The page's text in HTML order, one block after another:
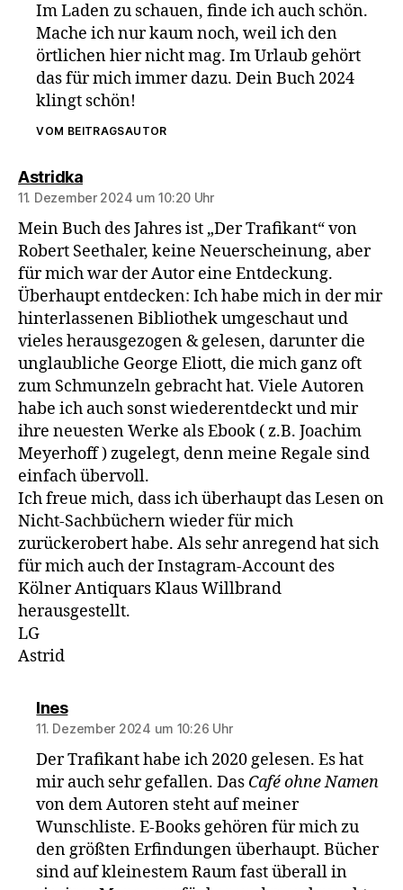
Im Laden zu schauen, finde ich auch schön.
Mache ich nur kaum noch, weil ich den
örtlichen hier nicht mag. Im Urlaub gehört
das für mich immer dazu. Dein Buch 2024
klingt schön!
VOM BEITRAGSAUTOR
Astridkasagt:
11. Dezember 2024 um 10:20 Uhr
Mein Buch des Jahres ist „Der Trafikant“ von
Robert Seethaler, keine Neuerscheinung, aber
für mich war der Autor eine Entdeckung.
Überhaupt entdecken: Ich habe mich in der mir
hinterlassenen Bibliothek umgeschaut und
vieles herausgezogen & gelesen, darunter die
unglaubliche George Eliott, die mich ganz oft
zum Schmunzeln gebracht hat. Viele Autoren
habe ich auch sonst wiederentdeckt und mir
ihre neuesten Werke als Ebook ( z.B. Joachim
Meyerhoff ) zugelegt, denn meine Regale sind
einfach übervoll.
Ich freue mich, dass ich überhaupt das Lesen on
Nicht-Sachbüchern wieder für mich
zurückerobert habe. Als sehr anregend hat sich
für mich auch der Instagram-Account des
Kölner Antiquars Klaus Willbrand
herausgestellt.
LG
Astrid
Inessagt:
11. Dezember 2024 um 10:26 Uhr
Der Trafikant habe ich 2020 gelesen. Es hat
mir auch sehr gefallen. Das Café ohne Namen
von dem Autoren steht auf meiner
Wunschliste. E-Books gehören für mich zu
den größten Erfindungen überhaupt. Bücher
sind auf kleinestem Raum fast überall in